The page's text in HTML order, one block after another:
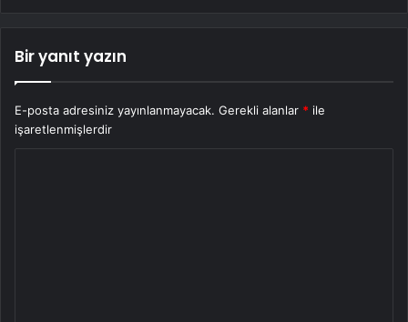
Bir yanıt yazın
E-posta adresiniz yayınlanmayacak. Gerekli alanlar * ile
işaretlenmişlerdir